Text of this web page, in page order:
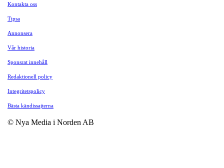
Kontakta oss
Tipsa
Annonsera
Vår historia
Sponsrat innehåll
Redaktionell policy
Integritetspolicy
Bästa kändissajterna
© Nya Media i Norden AB